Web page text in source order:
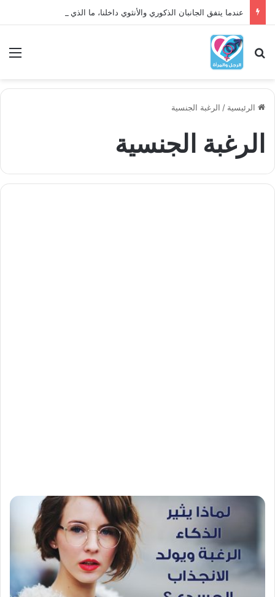
عندما يتفق الجانبان الذكوري والأنثوي داخلنا، ما الذي يحدث؟
بحث عن
الرئيسية / الرغبة الجنسية
الرغبة الجنسية